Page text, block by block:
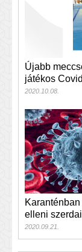
Újabb
játékos
2020.10.08.
elleni
2020.09.21.